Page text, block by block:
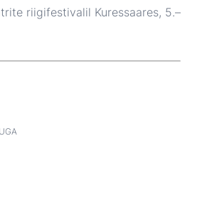
riigifestivalil Kuressaares, 5.–